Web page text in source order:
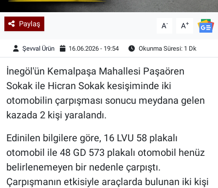
Paylaş A- A+
Şevval Ürün 16.06.2026 - 19:54 Okunma Süresi: 1 Dk
İnegöl'ün Kemalpaşa Mahallesi Paşaören
Sokak ile Hicran Sokak kesişiminde iki
otomobilin çarpışması sonucu meydana gelen
kazada 2 kişi yaralandı.
Edinilen bilgilere göre, 16 LVU 58 plakalı
otomobil ile 48 GD 573 plakalı otomobil henüz
belirlenemeyen bir nedenle çarpıştı.
Çarpışmanın etkisiyle araçlarda bulunan iki kişi
Teknoloji